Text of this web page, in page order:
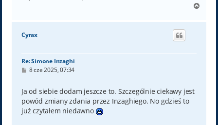
g
Cyrax
Re: Simone Inzaghi
P
t
8 cze 2025, 07:34
Ja od siebie dodam jeszcze to. Szczególnie ciekawy jest
powód zmiany zdania przez Inzaghiego. No gdzieś to
już czytałem niedawno